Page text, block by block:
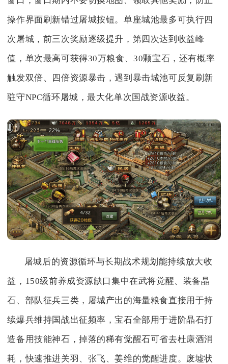
操作界面刷新错过屠城按钮。单座城池最多可执行四
次屠城，前三次奖励逐级提升，第四次达到收益峰
值，单次最高可获得30万粮食、30颗宝石，还有概率
触发双倍、四倍资源暴击，遇到暴击城池可反复刷新
驻守NPC循环屠城，最大化单次国战资源收益。
屠城后的资源循环与长期战术规划能持续放大收
益，150级前养成资源缺口集中在武将觉醒、装备晶
石、部队征兵三类，屠城产出的海量粮食直接用于持
续爆兵维持国战出征频率，宝石全部用于进阶晶石打
造备用技能神石，掉落的稀有觉醒石可省去杜康酒消
耗，快速推进关羽、张飞、姜维的觉醒进度。废墟状